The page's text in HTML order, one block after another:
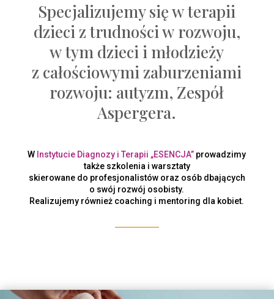
Specjalizujemy się w terapii
dzieci z trudności w rozwoju,
w tym dzieci i młodzieży
z całościowymi zaburzeniami
rozwoju: autyzm, Zespół
Aspergera.
W Instytucie Diagnozy i Terapii „ESENCJA” prowadzimy
także szkolenia i warsztaty
skierowane do profesjonalistów oraz osób dbających
o swój rozwój osobisty.
Realizujemy również coaching i mentoring dla kobiet.